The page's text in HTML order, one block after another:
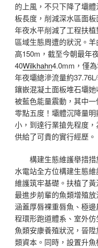
的上風，不只下降了壩
板長度，削減深水區面
年夜水平削減了工程扶
區域生態周遭的狀況。羊
高150m，截至今朝最年
40Wilkhahn4.0mm，僅
年夜壩總滲流量約
鑲嵌混凝土面板堆石壩
被藍色能量震動，其中
零點五度！壩體沉降量
小，到達行業搶先程度
供給了可貴的實行經歷。
構建生態維護舉措
水電站全方位構建生態
維護筑牢基礎。扶植了
最進步前輩的魚類增殖
涵蓋厚唇裸重唇魚、極
程環形跑道體系、室外
魚類安康養殖狀況，晉
類資本。同時，設置升